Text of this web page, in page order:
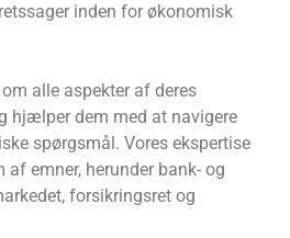
inden for økonomisk
alle aspekter af deres
hjælper dem med at navigere
spørgsmål. Vores ekspertise
emner, herunder bank- og
forsikringsret og